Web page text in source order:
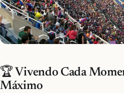
🏆 Vivendo Cada
Máximo